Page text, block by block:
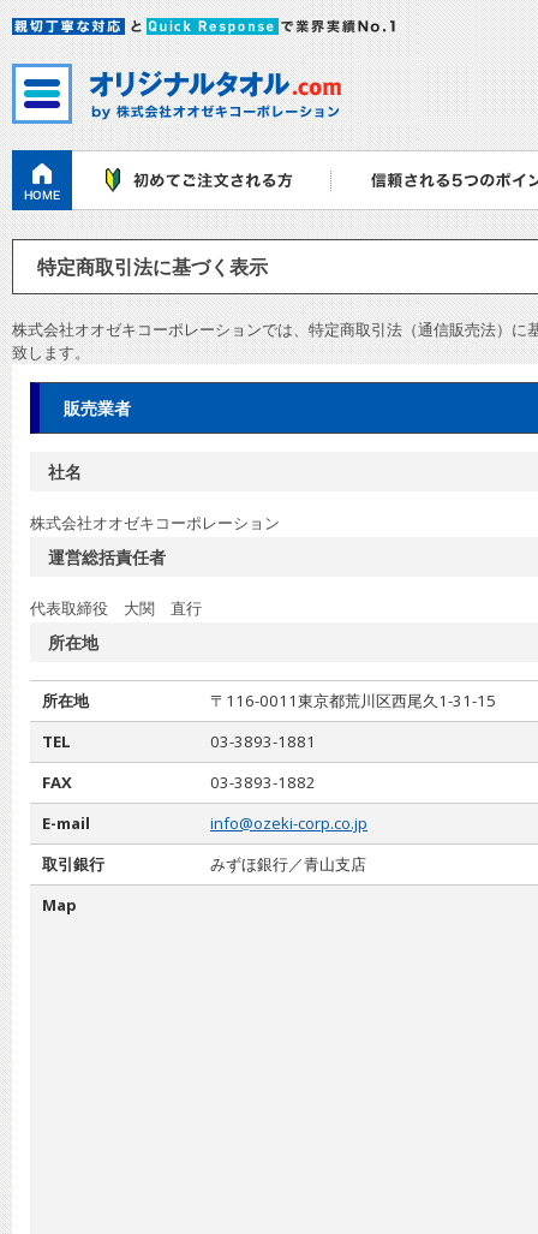
特定商取引法に基づく表示
株式会社オオゼキコーポレーションでは、特定商取引法（通信販売法）に
致します。
販売業者
社名
株式会社オオゼキコーポレーション
運営総括責任者
代表取締役 大関 直行
所在地
所在地
〒116-0011 東京都荒川区西尾久1-31-15
TEL
03-3893-1881
FAX
03-3893-1882
E-mail
info@ozeki-corp.co.jp
取引銀行
みずほ銀行／青山支店
Map